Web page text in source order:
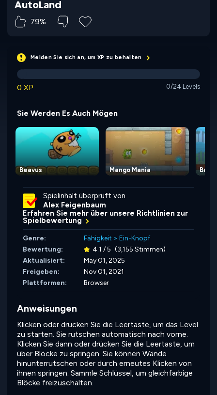
AutoLand
79%
Melden Sie sich an, um XP zu behalten
0 XP 0/24 Levels
Sie Werden Es Auch Mögen
Beavus Mango Mania
Spielinhalt überprüft von
Alex Feigenbaum
Erfahren Sie mehr über unsere Richtlinien zur
Spielbewertung
Genre: Fähigkeit > Ein-Knopf
Bewertung:
4.1 / 5 (3,155 Stimmen)
Aktualisiert:
May 01, 2025
Freigeben:
Nov 01, 2021
Plattformen:
Browser
Anweisungen
Klicken oder drücken Sie die Leertaste, um das Level
zu starten. Sie rutschen automatisch nach vorne.
Klicken Sie dann oder drücken Sie die Leertaste, um
über Blöcke zu springen. Sie können Wände
hinunterrutschen oder durch erneutes Klicken von
ihnen springen. Sammle Schlüssel, um gleichfarbige
Blöcke freizuschalten.